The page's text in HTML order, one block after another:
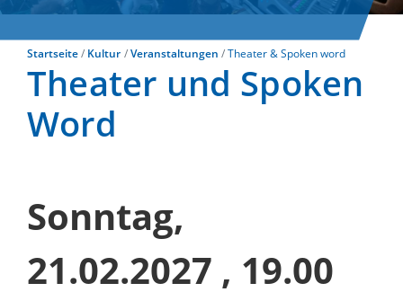
Startseite Kultur Veranstaltungen Theater & Spoken word
Theater und Spoken
Word
Sonntag,
21.02.2027 , 19.00